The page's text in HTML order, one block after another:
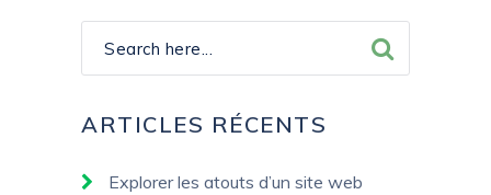
ARTICLES RÉCENTS
Explorer les atouts d’un site web